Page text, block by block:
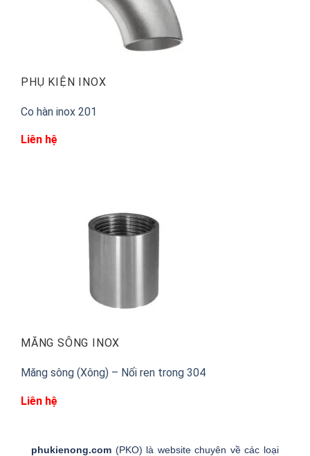
PHỤ KIỆN INOX
Co hàn inox 201
Liên hệ
MĂNG SÔNG INOX
Măng sông (Xông) – Nối ren trong 304
Liên hệ
phukienong.com (PKO) là website chuyên về các loại